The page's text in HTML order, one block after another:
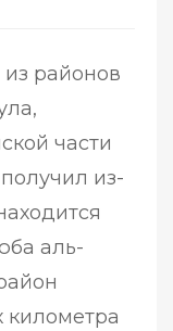
районов
части
из-
аль-